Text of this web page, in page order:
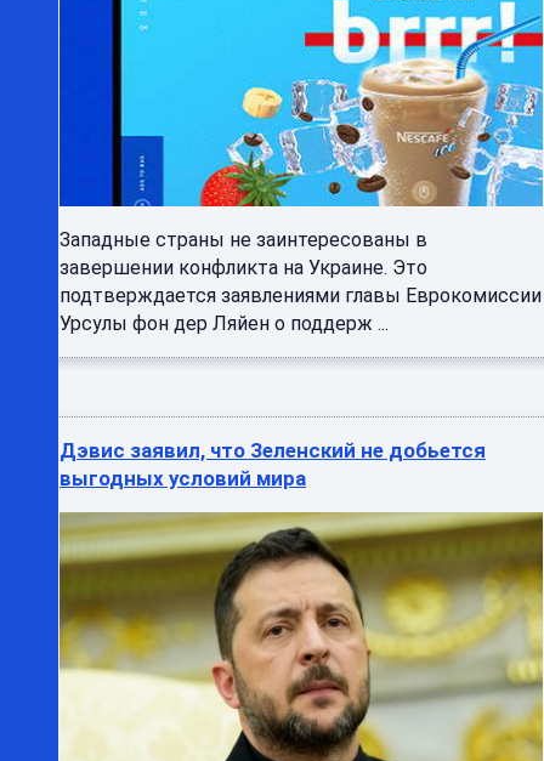
Западные страны не заинтересованы в
завершении конфликта на Украине. Это
подтверждается заявлениями главы Еврокомиссии
Урсулы фон дер Ляйен о поддерж ...
Дэвис заявил, что Зеленский не добьется
выгодных условий мира